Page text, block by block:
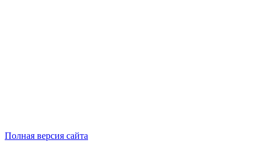
Полная версия сайта